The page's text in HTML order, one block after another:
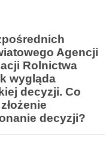
Agencji
Rolnictwa
wygląda
decyzji. Co
decyzji?